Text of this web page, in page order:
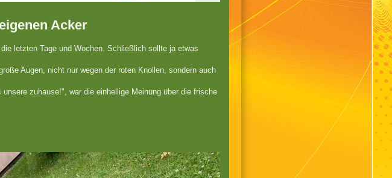
Acker
letzten Tage und Wochen. Schließlich sollte ja etwas
Augen, nicht nur wegen der roten Knollen, sondern auch
zuhause!", war die einhellige Meinung über die frische